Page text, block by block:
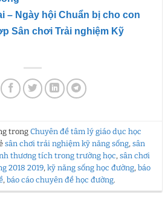
– Ngày hội Chuẩn bị cho con
Sân chơi Trải nghiệm Kỹ
trong Chuyên đề tâm lý giáo dục học
sân chơi trải nghiệm kỹ năng sống, sân
thương tích trong trường học, sân chơi
2018 2019, kỹ năng sống học đường, báo
, báo cáo chuyên đề học đường.